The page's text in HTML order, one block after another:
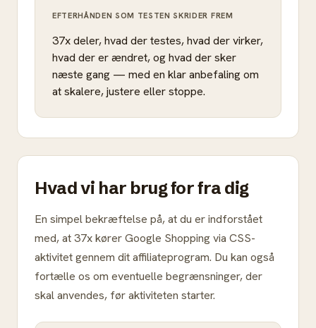
EFTERHÅNDEN SOM TESTEN SKRIDER FREM
37x deler, hvad der testes, hvad der virker,
hvad der er ændret, og hvad der sker
næste gang — med en klar anbefaling om
at skalere, justere eller stoppe.
Hvad vi har brug for fra dig
En simpel bekræftelse på, at du er indforstået
med, at 37x kører Google Shopping via CSS-
aktivitet gennem dit affiliateprogram. Du kan også
fortælle os om eventuelle begrænsninger, der
skal anvendes, før aktiviteten starter.